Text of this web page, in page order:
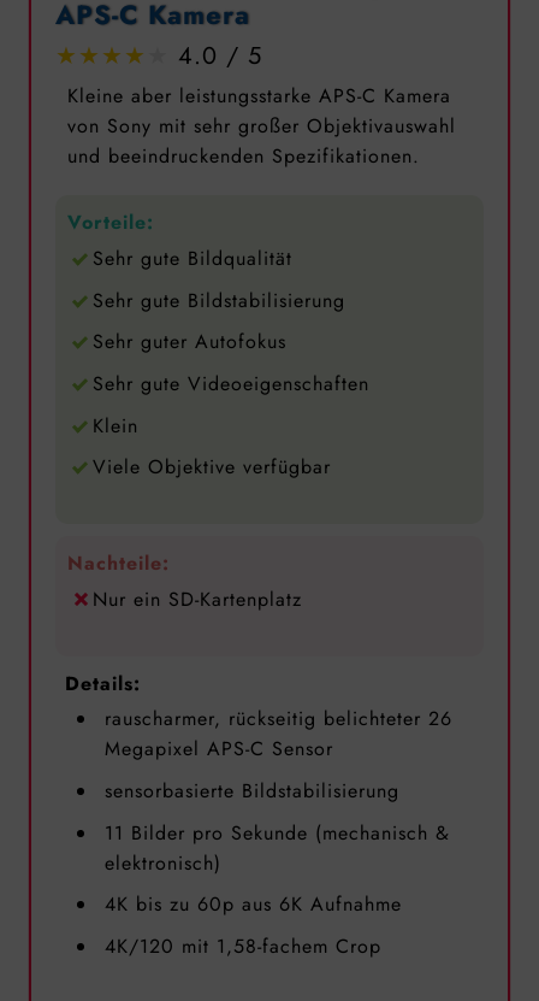
APS-C Kamera
4.0
Kleine aber leistungsstarke APS-C Kamera
von Sony mit sehr großer Objektivauswahl
und beeindruckenden Spezifikationen.
Vorteile:
Sehr gute Bildqualität
Sehr gute Bildstabilisierung
Sehr guter Autofokus
Sehr gute Videoeigenschaften
Klein
Viele Objektive verfügbar
Nachteile:
Nur ein SD-Kartenplatz
Details:
rauscharmer, rückseitig belichteter 26
Megapixel APS-C Sensor
sensorbasierte Bildstabilisierung
11 Bilder pro Sekunde (mechanisch &
elektronisch)
4K bis zu 60p aus 6K Aufnahme
4K/120 mit 1,58-fachem Crop